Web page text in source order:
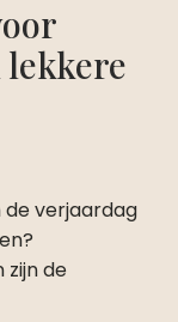
de verjaardag
de